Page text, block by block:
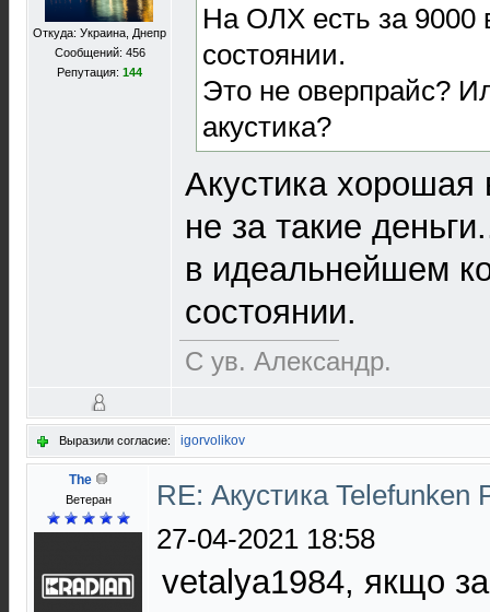
Откуда: Украина, Днепр
Сообщений: 456
Репутация: 144
На ОЛХ есть за 9000
состоянии.
Это не оверпрайс?
акустика?
Акустика
не за такие
в идеальнейшем
состоянии.
С ув. Александр.
Выразили согласие: igorvolikov
The
Ветеран
RE: Акустика
27-04-2021 18:58
vetalya1984, якщо